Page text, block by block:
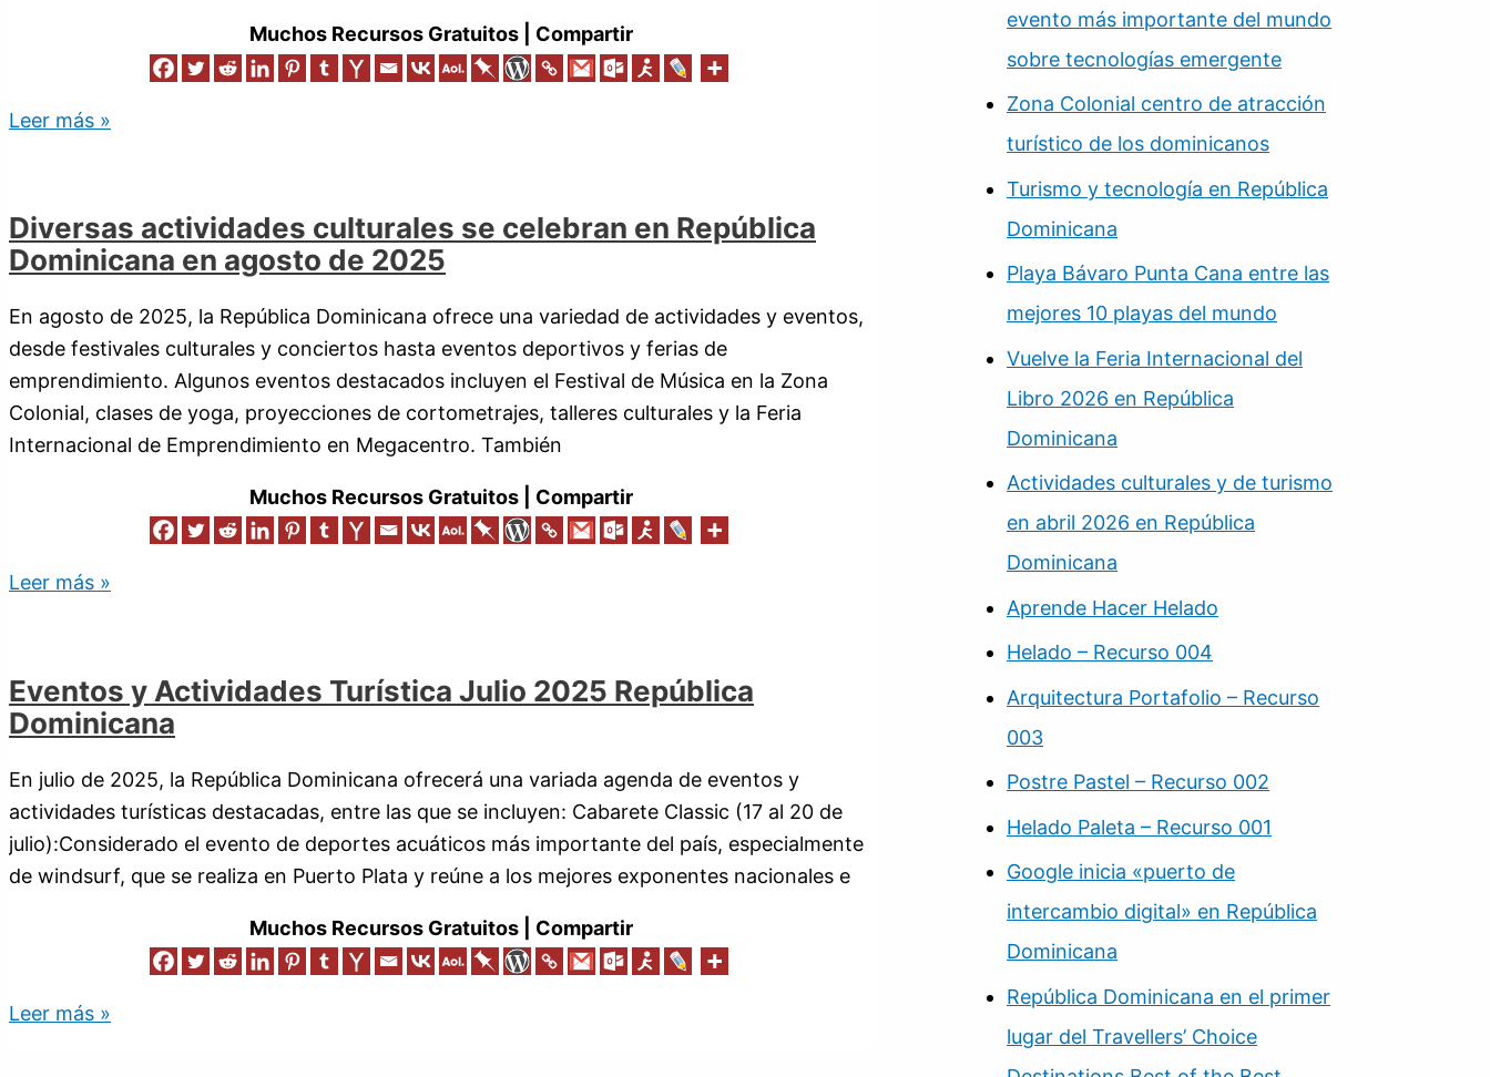
Muchos Recursos Gratuitos | Compartir
Leer más »
Diversas actividades culturales se celebran en República
Dominicana en agosto de 2025
En agosto de 2025, la República Dominicana ofrece una variedad de actividades y eventos,
desde festivales culturales y conciertos hasta eventos deportivos y ferias de
emprendimiento. Algunos eventos destacados incluyen el Festival de Música en la Zona
Colonial, clases de yoga, proyecciones de cortometrajes, talleres culturales y la Feria
Internacional de Emprendimiento en Megacentro. También
Muchos Recursos Gratuitos | Compartir
Leer más »
Eventos y Actividades Turística Julio 2025 República
Dominicana
En julio de 2025, la República Dominicana ofrecerá una variada agenda de eventos y
actividades turísticas destacadas, entre las que se incluyen: Cabarete Classic (17 al 20 de
julio):Considerado el evento de deportes acuáticos más importante del país, especialmente
de windsurf, que se realiza en Puerto Plata y reúne a los mejores exponentes nacionales e
Muchos Recursos Gratuitos | Compartir
Leer más »
evento más importante del mundo
sobre tecnologías emergente
Zona Colonial centro de atracción
turístico de los dominicanos
Turismo y tecnología en República
Dominicana
Playa Bávaro Punta Cana entre las
mejores 10 playas del mundo
Vuelve la Feria Internacional del
Libro 2026 en República
Dominicana
Actividades culturales y de turismo
en abril 2026 en República
Dominicana
Aprende Hacer Helado
Helado – Recurso 004
Arquitectura Portafolio – Recurso
003
Postre Pastel – Recurso 002
Helado Paleta – Recurso 001
Google inicia «puerto de
intercambio digital» en República
Dominicana
República Dominicana en el primer
lugar del Travellers’ Choice